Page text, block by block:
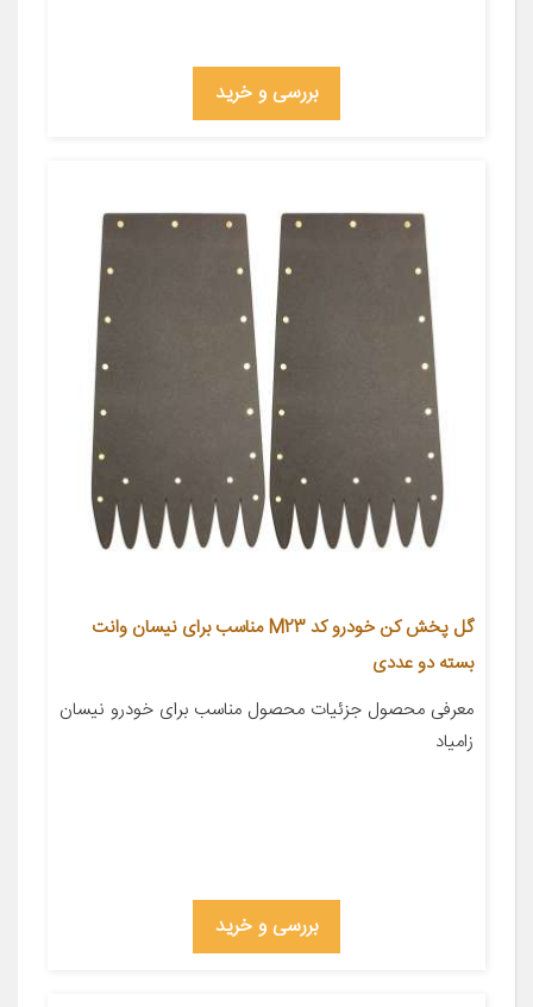
بررسی و خرید
گل پخش کن خودرو کد M23 مناسب برای نیسان وانت
بسته دو عددی
معرفی محصول جزئیات محصول مناسب برای خودرو نیسان
زامیاد
بررسی و خرید